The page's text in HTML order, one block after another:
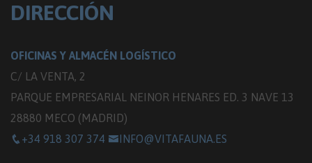
DIRECCIÓN
OFICINAS Y ALMACÉN LOGÍSTICO
C/ LA VENTA, 2
PARQUE EMPRESARIAL NEINOR HENARES ED. 3 NAVE 13
28880 MECO (MADRID)
+34 918 307 374
INFO@VITAFAUNA.ES